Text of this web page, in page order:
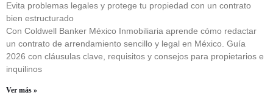
Evita problemas legales y protege tu propiedad con un contrato
bien estructurado
Con Coldwell Banker México Inmobiliaria aprende cómo redactar
un contrato de arrendamiento sencillo y legal en México. Guía
2026 con cláusulas clave, requisitos y consejos para propietarios e
inquilinos
Ver más »